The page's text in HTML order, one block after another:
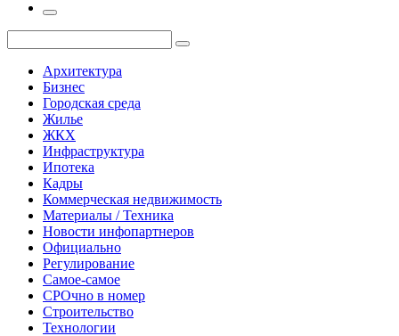
Архитектура
Бизнес
Городская среда
Жилье
ЖКХ
Инфраструктура
Ипотека
Кадры
Коммерческая недвижимость
Материалы / Техника
Новости инфопартнеров
Официально
Регулирование
Самое-самое
СРОчно в номер
Строительство
Технологии